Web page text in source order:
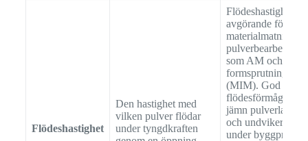
Flödeshastighet
Den hastighet med
vilken pulver flödar
under tyngdkraften
Flödeshastigheten
avgörande för en
materialmatning i
som AM och
formsprutning av
(MIM). God
flödesförmåga
jämn
och undviker
under